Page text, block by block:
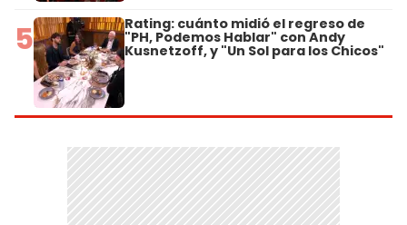
5 Rating: cuánto midió el regreso de
"PH, Podemos Hablar" con Andy
Kusnetzoff, y "Un Sol para los Chicos"